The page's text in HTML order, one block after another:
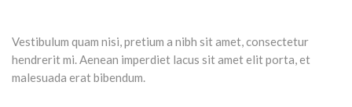
Vestibulum quam nisi, pretium a nibh sit amet, consectetur
hendrerit mi. Aenean imperdiet lacus sit amet elit porta, et
malesuada erat bibendum.